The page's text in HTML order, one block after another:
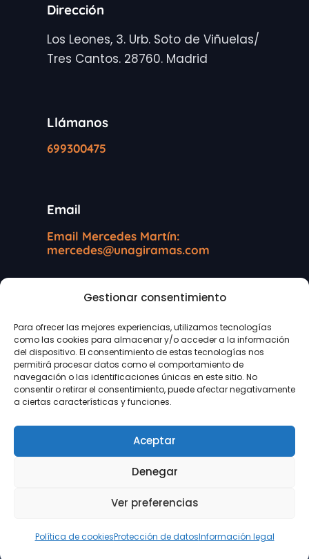
Gestionar consentimiento
Para ofrecer las mejores experiencias, utilizamos tecnologías
como las cookies para almacenar y/o acceder a la información
del dispositivo. El consentimiento de estas tecnologías nos
permitirá procesar datos como el comportamiento de
navegación o las identificaciones únicas en este sitio. No
consentir o retirar el consentimiento, puede afectar negativamente
a ciertas características y funciones.
Aceptar
Denegar
Ver preferencias
Política de cookiesProtección de datosInformación legal
Dirección
Los Leones, 3. Urb. Soto de Viñuelas/
Tres Cantos. 28760. Madrid
Llámanos
699300475
Email
Email Mercedes Martín:
mercedes@unagiramas.com
Protección de datos
Política de cookies
Idenet. Diseño web Zaragoza